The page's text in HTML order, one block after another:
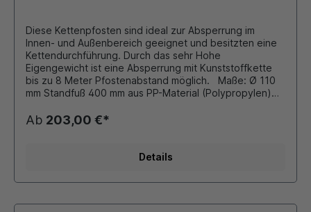
Diese Kettenpfosten sind ideal zur Absperrung im
Innen- und Außenbereich geeignet und besitzten eine
Kettendurchführung. Durch das sehr Hohe
Eigengewicht ist eine Absperrung mit Kunststoffkette
bis zu 8 Meter Pfostenabstand möglich. Maße: Ø 110
mm Standfuß 400 mm aus PP-Material (Polypropylen)
Fuß mit 8-10 kg Sand befüllbar 5er Set besteht aus: 5
x Kettenpfosten a 3,5 kg 25 Meter Kunststoffkette (6x8
Schilder, Hinweistafeln siehe Zubehör
Ab 203,00 €*
Details